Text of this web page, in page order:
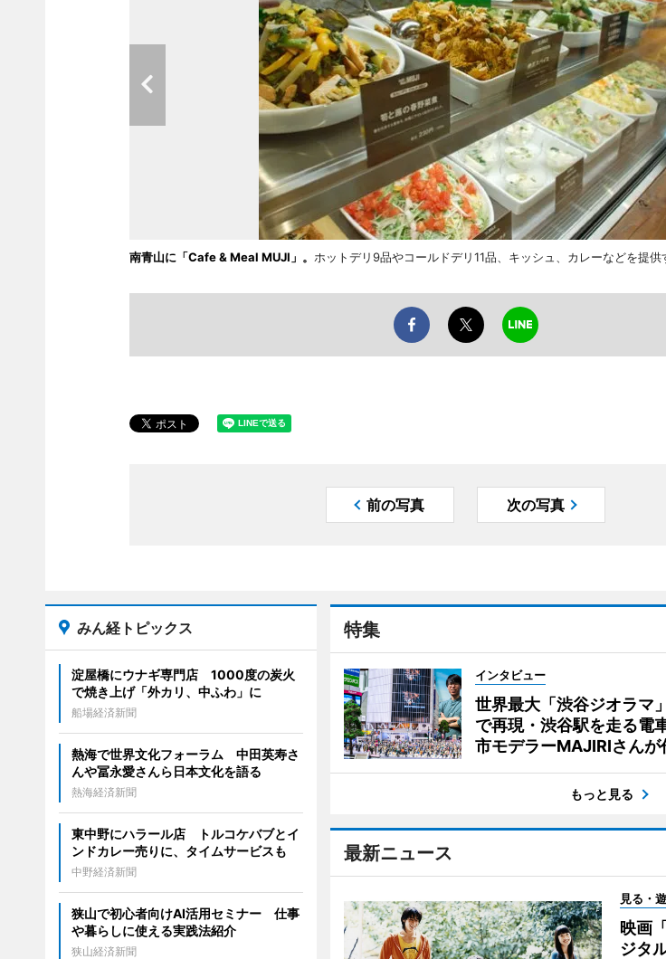
南青山に「Cafe & Meal MUJI」。 ホットデリ9品やコールドデリ11品、キッシュ、カレーなどを提供
前の写真 次の写真
特集
インタビュー
世界最大「渋谷ジオラ
で再現・渋谷駅を走る
市モデラーMAJIRIさんが
もっと見る
最新ニュース
見る・
映画
ジタ
みん経トピックス
淀屋橋にウナギ専門店 1000度の炭火
で焼き上げ「外カリ、中ふわ」に
船場経済新聞
熱海で世界文化フォーラム 中田英寿さ
んや冨永愛さんら日本文化を語る
熱海経済新聞
東中野にハラール店 トルコケバブとイ
ンドカレー売りに、タイムサービスも
中野経済新聞
狭山で初心者向けAI活用セミナー 仕事
や暮らしに使える実践法紹介
狭山経済新聞